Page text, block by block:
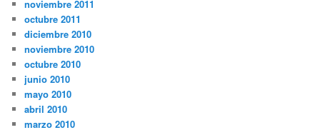
noviembre 2011
octubre 2011
diciembre 2010
noviembre 2010
octubre 2010
junio 2010
mayo 2010
abril 2010
marzo 2010